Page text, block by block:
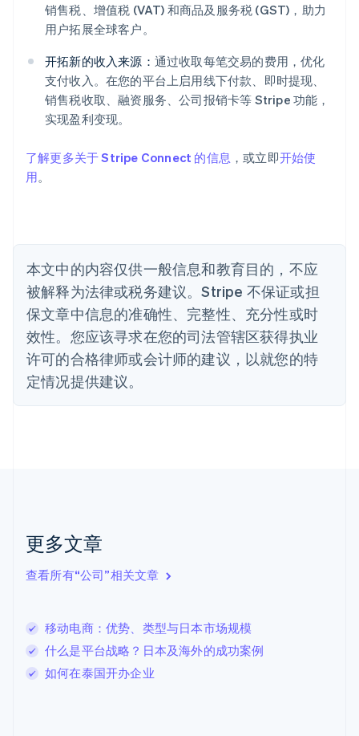
销售税、增值税 (VAT) 和商品及服务税 (GST)，助力
用户拓展全球客户。
开拓新的收入来源： 通过收取每笔交易的费用，优化
支付收入。在您的平台上启用线下付款、即时提现、
销售税收取、融资服务、公司报销卡等 Stripe 功能，
实现盈利变现。
了解更多关于 Stripe Connect 的信息 ，或立即开始使
用。
本文中的内容仅供一般信息和教育目的，不应
被解释为法律或税务建议。Stripe 不保证或担
保文章中信息的准确性、完整性、充分性或时
效性。您应该寻求在您的司法管辖区获得执业
许可的合格律师或会计师的建议，以就您的特
定情况提供建议。
更多文章
查看所有“公司”相关文章
移动电商：优势、类型与日本市场规模
什么是平台战略？日本及海外的成功案例
如何在泰国开办企业
爱尔兰
English
English
奥地利
Deutsch English
澳大利亚
English
Português English
丹麦
德国
DeutschEnglish
法国
FrançaisEnglish
芬兰
EnglishSvenska
English
English
卢森堡
罗马尼亚
English